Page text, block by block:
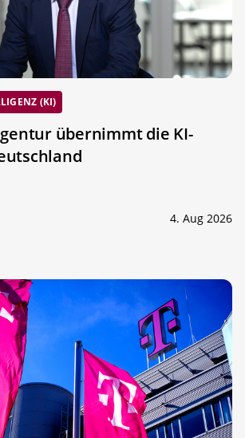
(KI)
übernimmt die KI-
4. Aug 2026